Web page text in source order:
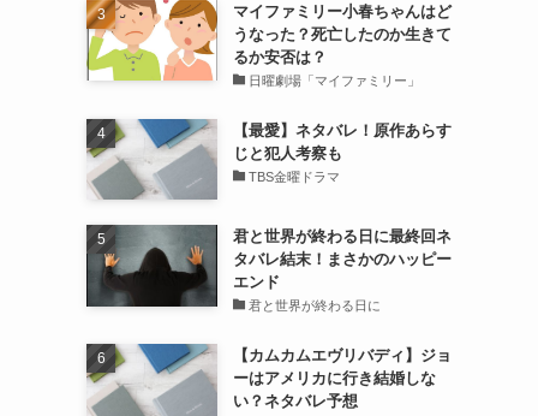
マイファミリー小春ちゃんはど
うなった？死亡したのか生きて
るか安否は？
日曜劇場「マイファミリー」
【最愛】ネタバレ！原作あらす
じと犯人考察も
TBS金曜ドラマ
君と世界が終わる日に最終回ネ
タバレ結末！まさかのハッピー
エンド
君と世界が終わる日に
【カムカムエヴリバディ】ジョ
ーはアメリカに行き結婚しな
い？ネタバレ予想